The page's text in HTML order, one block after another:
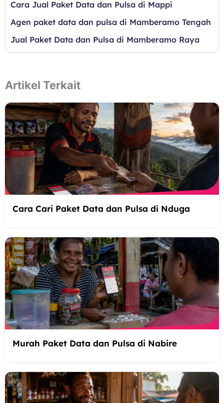
Cara Jual Paket Data dan Pulsa di Mappi
Agen paket data dan pulsa di Mamberamo Tengah
Jual Paket Data dan Pulsa di Mamberamo Raya
Artikel Terkait
Cara Cari Paket Data dan Pulsa di Nduga
Murah Paket Data dan Pulsa di Nabire